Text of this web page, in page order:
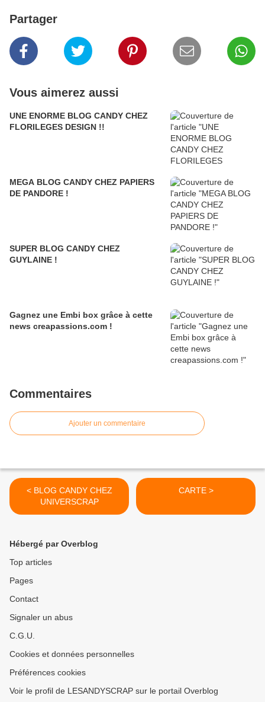
Partager
Vous aimerez aussi
UNE ENORME BLOG CANDY CHEZ
FLORILEGES DESIGN !!
MEGA BLOG CANDY CHEZ PAPIERS
DE PANDORE !
SUPER BLOG CANDY CHEZ
GUYLAINE !
Gagnez une Embi box grâce à cette
news creapassions.com !
Commentaires
Ajouter un commentaire
< BLOG CANDY CHEZ
UNIVERSCRAP
CARTE >
Hébergé par Overblog
Top articles
Pages
Contact
Signaler un abus
C.G.U.
Cookies et données personnelles
Préférences cookies
Voir le profil de LESANDYSCRAP sur le portail Overblog